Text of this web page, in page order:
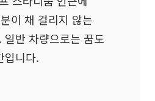
이 채 걸리지 않는
일반 차량으로는 꿈도
입니다.